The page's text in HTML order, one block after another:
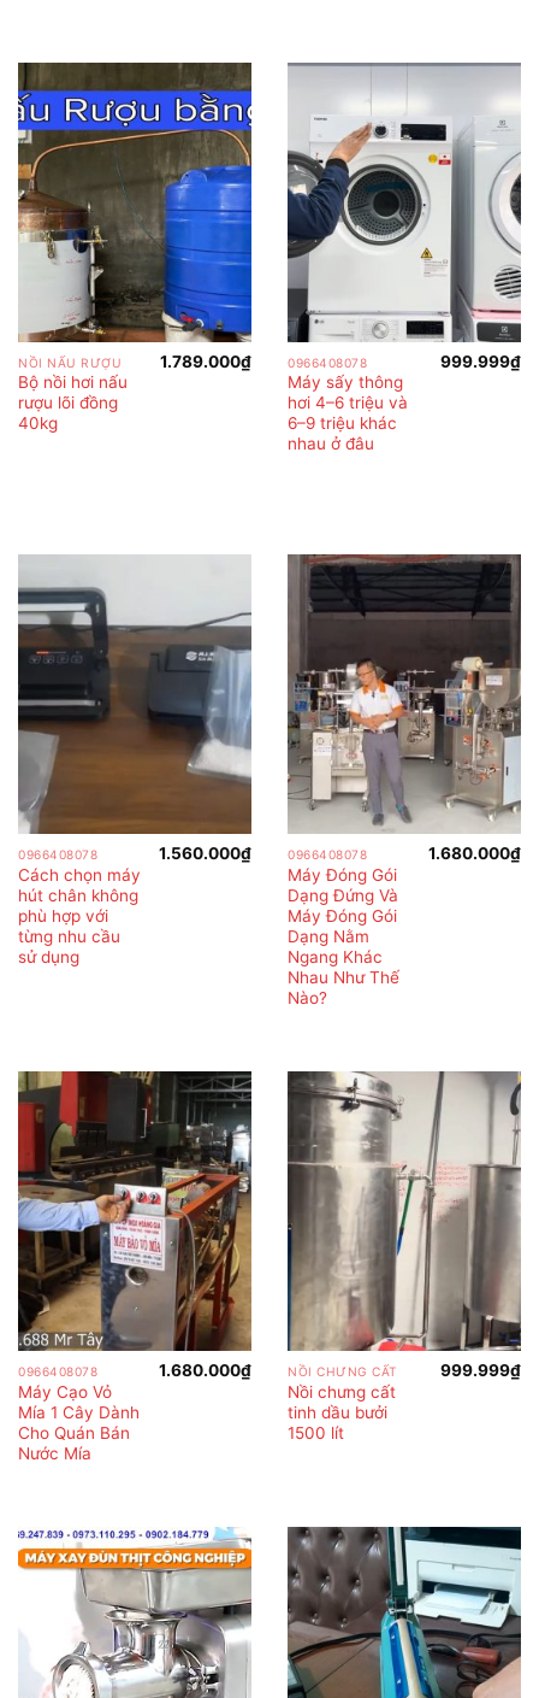
NỒI NẤU RƯỢU
Bộ nồi hơi nấu
rượu lõi đồng
40kg
1.789.000₫ 0966408078
Máy sấy thông
hơi 4–6 triệu và
6–9 triệu khác
nhau ở đâu
999.999₫
0966408078
Cách chọn máy
hút chân không
phù hợp với
từng nhu cầu
sử dụng
1.560.000₫ 0966408078
Máy Đóng Gói
Dạng Đứng Và
Máy Đóng Gói
Dạng Nằm
Ngang Khác
Nhau Như Thế
Nào?
1.680.000₫
0966408078
Máy Cạo Vỏ
Mía 1 Cây Dành
Cho Quán Bán
Nước Mía
1.680.000₫ NỒI CHƯNG CẤT
Nồi chưng cất
tinh dầu bưởi
1500 lít
999.999₫